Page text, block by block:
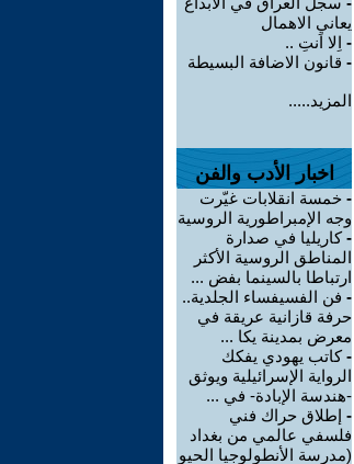
يعاني الاهمال
- اِلا اَنتِ ..
- قانون الاضافة البسيطة
المزيد.....
اخبار الأدب والفن
- خمسة انقلابات غيّرت
وجه الإمبراطورية الروسية
-كاريليا في صدارة
المناطق الروسية الأكثر
ارتباطا بالسينما بفض ...
- فن الفسيفساء الجلدية..
حرفة قازانية عريقة في
معرض بمدينة يكا ...
-كاتب يهودي يفكك
الرواية الإسرائيلية ويوثق
-هندسة الإبادة- في ...
- إطلاق حراك فني
فلسفي عالمي من بغداد
(مدرسة الأنطولوجيا الحيو